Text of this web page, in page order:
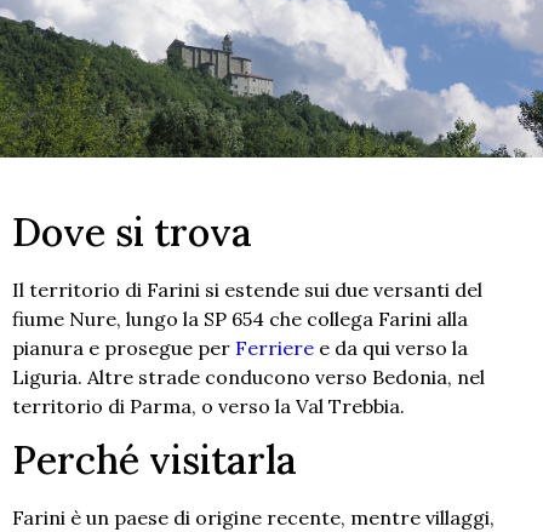
Dove si trova
Il territorio di Farini si estende sui due versanti del
fiume Nure, lungo la SP 654 che collega Farini alla
pianura e prosegue per Ferriere e da qui verso la
Liguria. Altre strade conducono verso Bedonia, nel
territorio di Parma, o verso la Val Trebbia.
Perché visitarla
Farini è un paese di origine recente, mentre villaggi,